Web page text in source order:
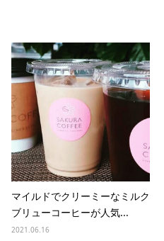
マイルドでクリーミーなミルク
ブリューコーヒーが人気...
2021.06.16